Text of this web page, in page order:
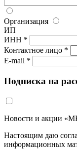
Организация
ИП
ИНН *
Контактное лицо *
E-mail *
Подписка на
Новости и акции
Настоящим даю
информационных